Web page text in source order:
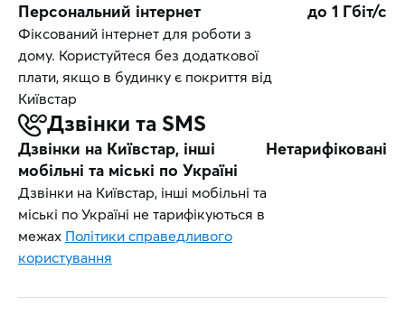
Гренландія, Грузія, Демократична
Республіка Конго, Домініканська
Республіка, Еквадор, Єгипет, Ізраїль,
Індія, Індонезія, Ірак, Йорданія,
Казахстан, Канада, Катар, Кенія,
Киргизстан, Китай, Колумбія, Коста-
Рика, Кот-д'Івуар, Кувейт, Ліберія,
Маврикій, Мадагаскар, Макао,
Малайзія, Малі, Мексика, Монако,
Нігерія, Нікарагуа, Нова Зеландія,
Об'єднані Арабські Емірати, Оман,
острови Теркс і Кайкос, Пакистан,
Гвінея, Парагвай, Перу, Південна
Персональний інтернет до 1 Гбіт/с
Фіксований інтернет для роботи з
дому. Користуйтеся без додаткової
плати, якщо в будинку є покриття від
Київстар
Дзвінки та SMS
Дзвінки на Київстар, інші
мобільні та міські по Україні
Нетарифіковані
Дзвінки на Київстар, інші мобільні та
міські по Україні не тарифікуються в
межах Політики справедливого
користування